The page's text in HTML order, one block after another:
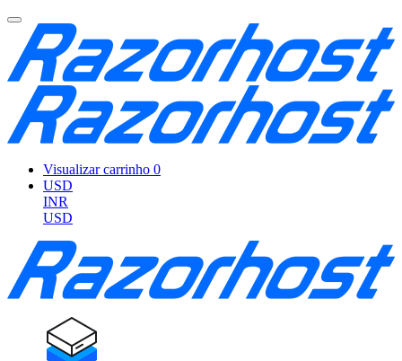
Visualizar carrinho 0
USD
INR
USD